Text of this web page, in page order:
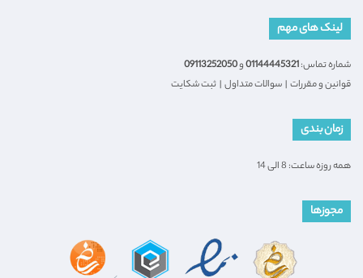
لینک های مهم
شماره تماس:01144445321و09113252050
قوانین و مقررات | سوالات متداول | ثبت شکایت
زمان بندی
همه روزه ساعت: 8 الی 14
مجوزها